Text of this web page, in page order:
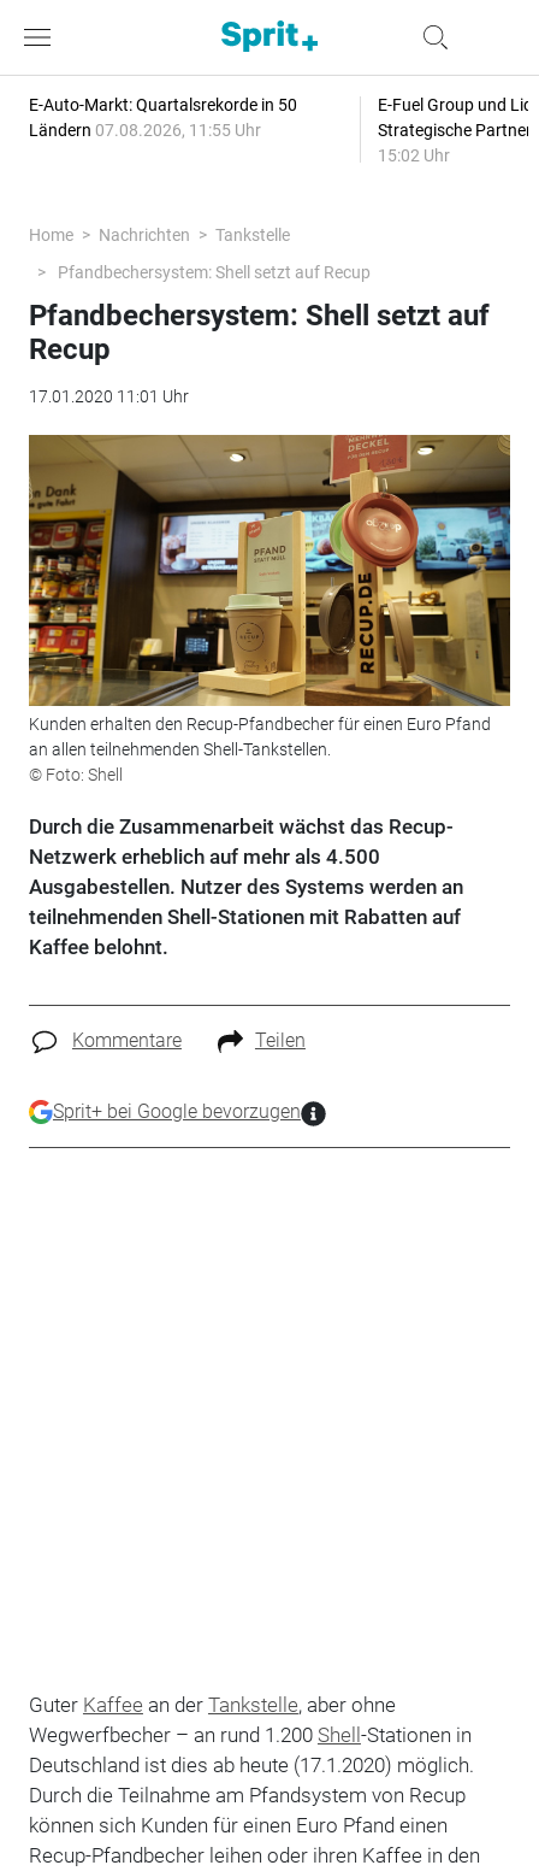
E-Auto-Markt: Quartalsrekorde in 50
Ländern 07.08.2026, 11:55 Uhr
E-Fuel Group und
Strategische
15:02 Uhr
Home Nachrichten
Tankstelle
Pfandbechersystem: Shell setzt auf Recup
Pfandbechersystem: Shell setzt auf
Recup
17.01.2020 11:01 Uhr
Kunden erhalten den Recup-Pfandbecher für einen Euro Pfand
an allen teilnehmenden Shell-Tankstellen.
© Foto: Shell
Durch die Zusammenarbeit wächst das Recup-
Netzwerk erheblich auf mehr als 4.500
Ausgabestellen. Nutzer des Systems werden an
teilnehmenden Shell-Stationen mit Rabatten auf
Kaffee belohnt.
Kommentare Teilen
Sprit+ bei Google bevorzugen
Guter Kaffee an der Tankstelle, aber ohne
Wegwerfbecher – an rund 1.200 Shell-Stationen in
Deutschland ist dies ab heute (17.1.2020) möglich.
Durch die Teilnahme am Pfandsystem von Recup
können sich Kunden für einen Euro Pfand einen
Recup-Pfandbecher leihen oder ihren Kaffee in den